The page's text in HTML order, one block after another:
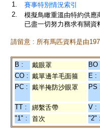
1.
賽事特別情況索引
2.
模擬鳥瞰重溫由特約供應
已盡一切努力務求有關資
請留意 : 所有馬匹資料是由
B : 戴眼罩 BO
CO : 戴單邊羊毛面箍 E :
PC : 戴半掩防沙眼罩 PS
TT : 綁繫舌帶 V :
"1" :
首次 "2" :